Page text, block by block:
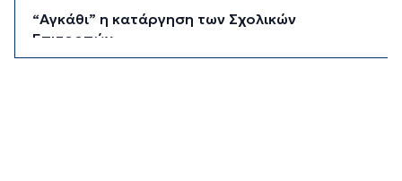
“Αγκάθι” η κατάργηση των Σχολικών
Επιτροπών
49 λεπτά πρίν